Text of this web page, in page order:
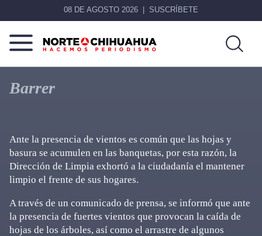
08 DE AGOSTO 2026 SUSCRÍBETE
Norte
Chihuahua
Más
que
noticias,
Barrer
Ante la presencia de vientos es común que las hojas y
basura se acumulen en las banquetas, por esta razón, la
Dirección de Limpia exhortó a la ciudadanía el mantener
limpio el frente de sus hogares.
A través de un comunicado de prensa, se informó que ante
la presencia de fuertes vientos que provocan la caída de
hojas de los árboles, así como el arrastre de algunos